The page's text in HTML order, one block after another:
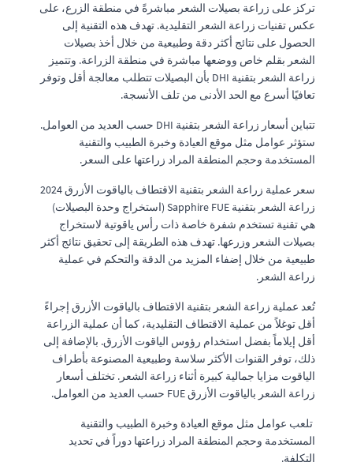
تركز على زراعة بصيلات الشعر مباشرةً في منطقة الزرع، على
عكس تقنيات زراعة الشعر التقليدية. تهدف هذه التقنية إلى
الحصول على نتائج أكثر دقة وطبيعية من خلال أخذ بصيلات
الشعر بقلم خاص ووضعها مباشرة في منطقة الزراعة. وتتميز
زراعة الشعر بتقنية DHI بأن البصيلات تتطلب معالجة أقل وتوفر
تعافيًا أسرع مع الحد الأدنى من تلف الأنسجة.
تتباين أسعار زراعة الشعر بتقنية DHI حسب العديد من العوامل.
ستؤثر عوامل مثل موقع العيادة وخبرة الطبيب والتقنية
المستخدمة وحجم المنطقة المراد زراعتها على السعر.
سعر عملية زراعة الشعر بتقنية الاقتطاف بالياقوت الأزرق 2024
زراعة الشعر بتقنية Sapphire FUE (استخراج وحدة البصيلات)
هي تقنية تستخدم شفرة خاصة ذات رأس ياقوتية لاستخراج
بصيلات الشعر وزرعها. تهدف هذه الطريقة إلى تحقيق نتائج أكثر
طبيعية من خلال إضفاء المزيد من الدقة والتحكم في عملية
زراعة الشعر.
تُعد عملية زراعة الشعر بتقنية الاقتطاف بالياقوت الأزرق إجراءً
أقل توغلاً من عملية الاقتطاف التقليدية، كما أن عملية الزراعة
أقل إيلاماً بفضل استخدام رؤوس الياقوت الأزرق. بالإضافة إلى
ذلك، توفر القنوات الأكثر سلاسة وطبيعية المصنوعة بأطراف
الياقوت مزايا جمالية كبيرة أثناء زراعة الشعر. تختلف أسعار
زراعة الشعر بالياقوت الأزرق FUE حسب العديد من العوامل.
تلعب عوامل مثل موقع العيادة وخبرة الطبيب والتقنية
المستخدمة وحجم المنطقة المراد زراعتها دوراً في تحديد
التكلفة.